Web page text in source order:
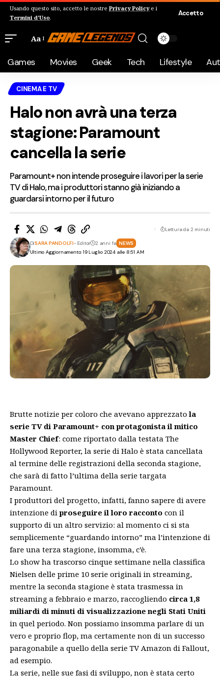
Usando questo sito, accetto le nostre Privacy Policye i
Termini d'Uso.
Accetto
Aa
Games Movies Geek Tech Lifestyle
CINEMA E TV
Halo non avrà una terza
stagione: Paramount
cancella la serie
Paramount+ non intende proseguire i lavori per la serie
TV di Halo, ma i produttori stanno già iniziando a
guardarsi intorno per il futuro
Ultimo Aggiornamento: 19 Luglio 2024 alle 8:51 AM
DiSARA PANDOLFI- Editor 2 anni fa NEWS
Lettura da 2 minuti
Brutte notizie per coloro che avevano apprezzatola
serie TV di Paramount+ con protagonista il mitico
Master Chief: come riportato dalla testata The
Hollywood Reporter, la serie di Halo è stata cancellata
al termine delle registrazioni della seconda stagione,
che sarà di fatto l’ultima della serie targata
Paramount.
I produttori del progetto, infatti, fanno sapere di avere
intenzione diproseguire il loro racconto con il
supporto di un altro servizio: al momento ci si sta
semplicemente “guardando intorno” ma l’intenzione di
fare una terza stagione, insomma, c’è.
Lo show ha trascorso cinque settimane nella classifica
Nielsen delle prime 10 serie originali in streaming,
mentre la seconda stagione è stata trasmessa in
streaming a febbraio e marzo, raccogliendo circa 1,8
miliardi di minuti di visualizzazione negli Stati Uniti
in quel periodo. Non possiamo insomma parlare di un
vero e proprio flop, ma certamente non di un successo
paragonabile a quello della serie TV Amazon di Fallout,
ad esempio.
La serie, nelle sue fasi di sviluppo, non è stata certo